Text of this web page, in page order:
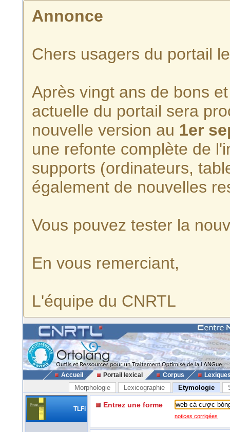
Annonce
Chers usagers du portail
Après vingt ans de bons
actuelle du portail sera
nouvelle version au 1er
une refonte complète de
supports (ordinateurs,
également de nouvelles
Vous pouvez tester la
En vous remerciant,
L'équipe du CNRTL
Accueil Portail lexical Corpus
Morphologie Lexicographie Etymologie
TLFi Entrez une forme
notices corrigées